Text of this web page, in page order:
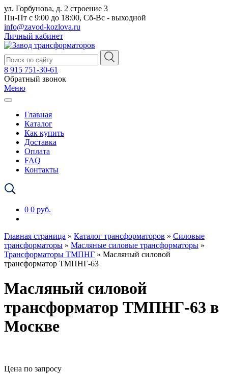
ул. Горбунова, д. 2 строение 3
Пн-Пт с 9:00 до 18:00, Сб-Вс - выходной
info@zavod-kozlova.ru
Личный кабинет
8 915 751-30-61
Обратный звонок
Меню
Главная
Каталог
Как купить
Доставка
Оплата
FAQ
Контакты
0 0 руб.
Главная страница » Каталог трансформаторов » Силовые
трансформаторы » Масляные силовые трансформаторы »
Трансформаторы ТМПНГ » Масляный силовой
трансформатор ТМПНГ-63
Масляный силовой
трансформатор ТМПНГ-63 в
Москве
Цена по запросу